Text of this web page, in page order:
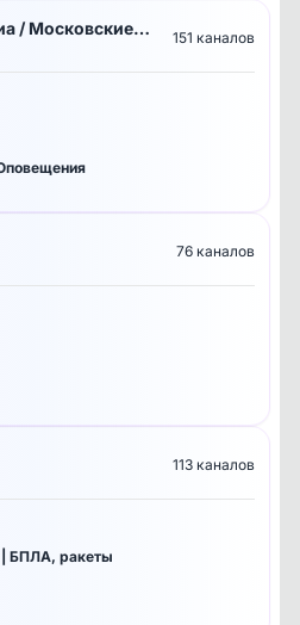
Сергеевна
Арсенович
/ Московские
151 каналов
76 каналов
113 каналов
| БПЛА, ракеты